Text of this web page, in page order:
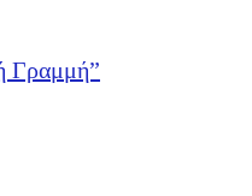
Γραμμή”